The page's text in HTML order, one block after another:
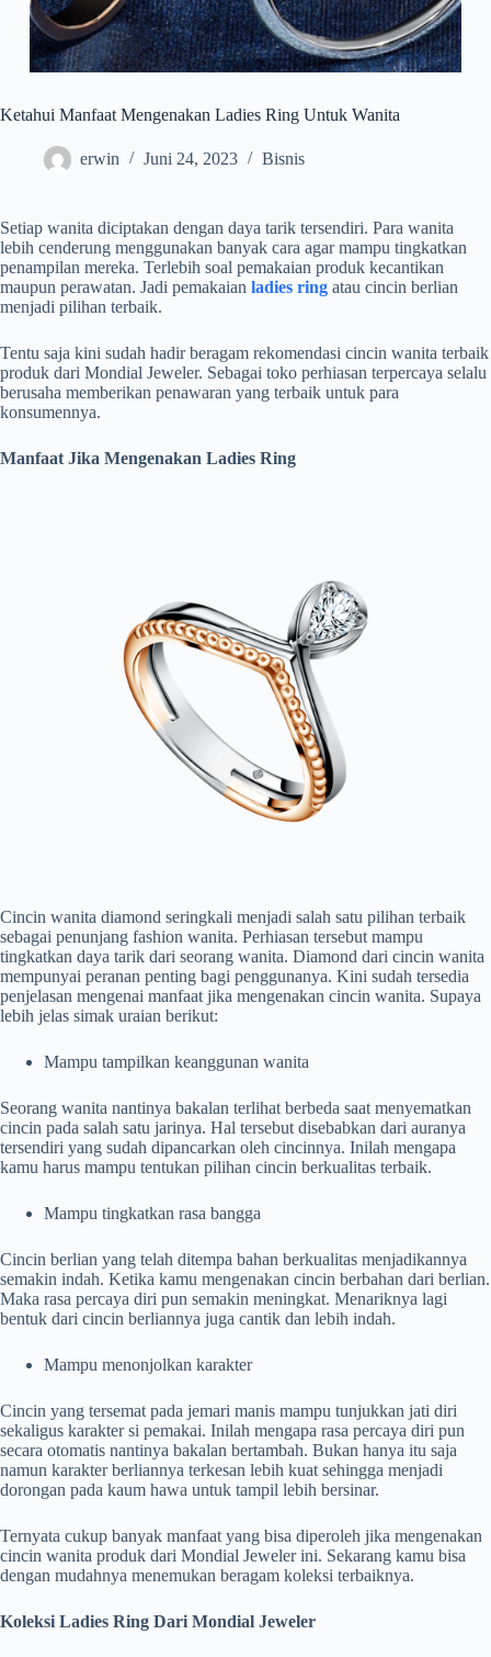
Ketahui Manfaat Mengenakan Ladies Ring Untuk Wanita
erwin Juni 24, 2023 Bisnis
Setiap wanita diciptakan dengan daya tarik tersendiri. Para wanita
lebih cenderung menggunakan banyak cara agar mampu tingkatkan
penampilan mereka. Terlebih soal pemakaian produk kecantikan
maupun perawatan. Jadi pemakaian ladies ring atau cincin berlian
menjadi pilihan terbaik.
Tentu saja kini sudah hadir beragam rekomendasi cincin wanita terbaik
produk dari Mondial Jeweler. Sebagai toko perhiasan terpercaya selalu
berusaha memberikan penawaran yang terbaik untuk para
konsumennya.
Manfaat Jika Mengenakan Ladies Ring
Cincin wanita diamond seringkali menjadi salah satu pilihan terbaik
sebagai penunjang fashion wanita. Perhiasan tersebut mampu
tingkatkan daya tarik dari seorang wanita. Diamond dari cincin wanita
mempunyai peranan penting bagi penggunanya. Kini sudah tersedia
penjelasan mengenai manfaat jika mengenakan cincin wanita. Supaya
lebih jelas simak uraian berikut:
Mampu tampilkan keanggunan wanita
Seorang wanita nantinya bakalan terlihat berbeda saat menyematkan
cincin pada salah satu jarinya. Hal tersebut disebabkan dari auranya
tersendiri yang sudah dipancarkan oleh cincinnya. Inilah mengapa
kamu harus mampu tentukan pilihan cincin berkualitas terbaik.
Mampu tingkatkan rasa bangga
Cincin berlian yang telah ditempa bahan berkualitas menjadikannya
semakin indah. Ketika kamu mengenakan cincin berbahan dari berlian.
Maka rasa percaya diri pun semakin meningkat. Menariknya lagi
bentuk dari cincin berliannya juga cantik dan lebih indah.
Mampu menonjolkan karakter
Cincin yang tersemat pada jemari manis mampu tunjukkan jati diri
sekaligus karakter si pemakai. Inilah mengapa rasa percaya diri pun
secara otomatis nantinya bakalan bertambah. Bukan hanya itu saja
namun karakter berliannya terkesan lebih kuat sehingga menjadi
dorongan pada kaum hawa untuk tampil lebih bersinar.
Ternyata cukup banyak manfaat yang bisa diperoleh jika mengenakan
cincin wanita produk dari Mondial Jeweler ini. Sekarang kamu bisa
dengan mudahnya menemukan beragam koleksi terbaiknya.
Koleksi Ladies Ring Dari Mondial Jeweler